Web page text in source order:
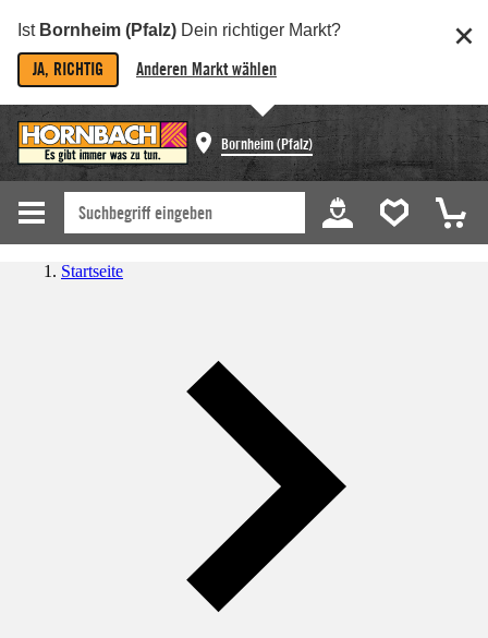
Ist Bornheim (Pfalz) Dein richtiger Markt?
JA, RICHTIG Anderen Markt wählen
Bornheim (Pfalz)
Startseite